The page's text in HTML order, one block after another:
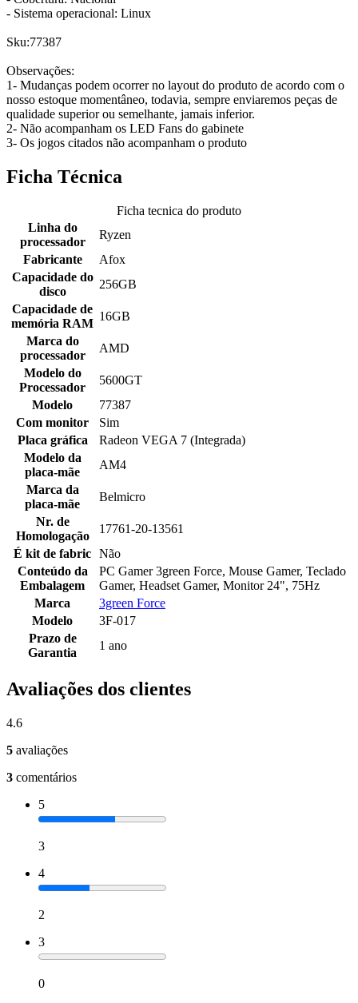
- Sistema operacional: Linux
Sku:77387
Observações:
1- Mudanças podem ocorrer no layout do produto de acordo com o
nosso estoque momentâneo, todavia, sempre enviaremos peças de
qualidade superior ou semelhante, jamais inferior.
2- Não acompanham os LED Fans do gabinete
3- Os jogos citados não acompanham o produto
Ficha Técnica
Ficha tecnica do produto
Linha do
processador
Ryzen
Fabricante
Afox
Capacidade do
disco
256GB
Capacidade de
memória RAM
16GB
Marca do
processador
AMD
Modelo do
Processador
5600GT
Modelo
77387
Com monitor
Sim
Placa gráfica
Radeon VEGA 7 (Integrada)
Modelo da
placa-mãe
AM4
Marca da
placa-mãe
Belmicro
Nr. de
Homologação
17761-20-13561
É kit de fabric Não
Conteúdo da
Embalagem
PC Gamer 3green Force, Mouse Gamer, Teclado
Gamer, Headset Gamer, Monitor 24", 75Hz
Marca
3green Force
Modelo
3F-017
Prazo de
Garantia
1 ano
Avaliações dos clientes
4.6
5 avaliações
3 comentários
5
3
4
2
3
0